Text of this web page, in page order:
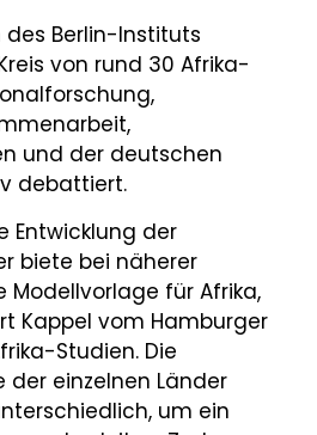
des Berlin-Instituts
von rund 30 Afrika-
und der deutschen
debattiert.
Entwicklung der
biete bei näherer
Modellvorlage für Afrika,
Kappel vom Hamburger
Studien. Die
der einzelnen Länder
um ein